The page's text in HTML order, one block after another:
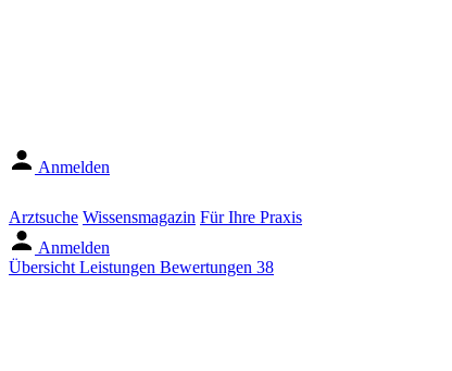
Anmelden
Arztsuche Wissensmagazin Für Ihre Praxis
Anmelden
Übersicht Leistungen Bewertungen 38